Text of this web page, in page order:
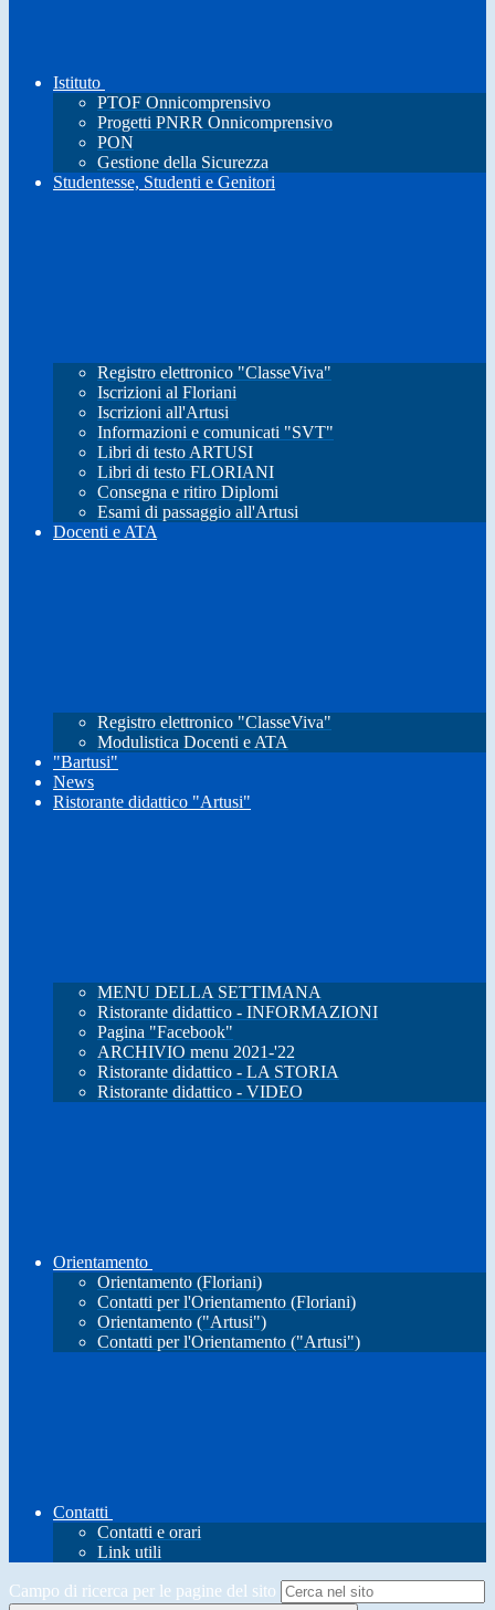
Istituto
PTOF Onnicomprensivo
Progetti PNRR Onnicomprensivo
PON
Gestione della Sicurezza
Studentesse, Studenti e Genitori
Registro elettronico "ClasseViva"
Iscrizioni al Floriani
Iscrizioni all'Artusi
Informazioni e comunicati "SVT"
Libri di testo ARTUSI
Libri di testo FLORIANI
Consegna e ritiro Diplomi
Esami di passaggio all'Artusi
Docenti e ATA
Registro elettronico "ClasseViva"
Modulistica Docenti e ATA
"Bartusi"
News
Ristorante didattico "Artusi"
MENU DELLA SETTIMANA
Ristorante didattico - INFORMAZIONI
Pagina "Facebook"
ARCHIVIO menu 2021-'22
Ristorante didattico - LA STORIA
Ristorante didattico - VIDEO
Orientamento
Orientamento (Floriani)
Contatti per l'Orientamento (Floriani)
Orientamento ("Artusi")
Contatti per l'Orientamento ("Artusi")
Contatti
Contatti e orari
Link utili
Campo di ricerca per le pagine del sito